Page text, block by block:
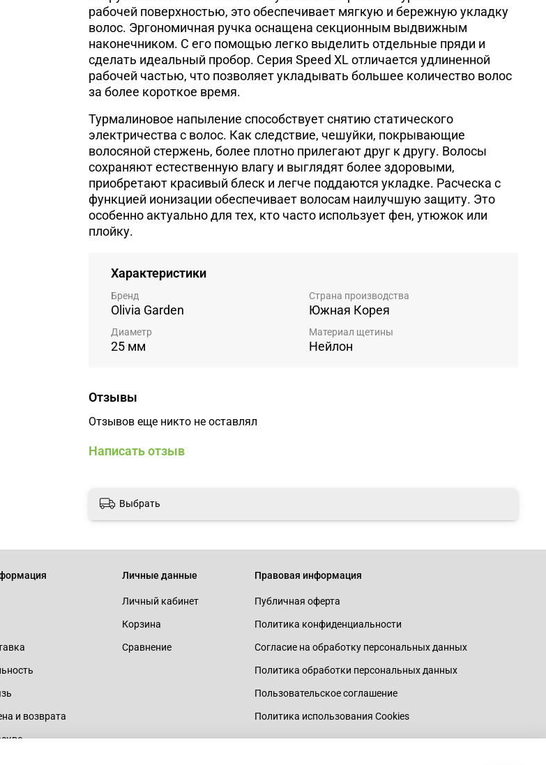
рабочей поверхностью, это обеспечивает мягкую и бережную укладку
волос. Эргономичная ручка оснащена секционным выдвижным
наконечником. С его помощью легко выделить отдельные пряди и
сделать идеальный пробор. Серия Speed XL отличается удлиненной
рабочей частью, что позволяет укладывать большее количество волос
за более короткое время.
Турмалиновое напыление способствует снятию статического
электричества с волос. Как следствие, чешуйки, покрывающие
волосяной стержень, более плотно прилегают друг к другу. Волосы
сохраняют естественную влагу и выглядят более здоровыми,
приобретают красивый блеск и легче поддаются укладке. Расческа с
функцией ионизации обеспечивает волосам наилучшую защиту. Это
особенно актуально для тех, кто часто использует фен, утюжок или
плойку.
Характеристики
Бренд
Olivia Garden
Страна производства
Южная Корея
Диаметр
25 мм
Материал щетины
Нейлон
Отзывы
Отзывов еще никто не оставлял
Написать отзыв
Выбрать
и возврата
Личные данные
Личный кабинет
Корзина
Сравнение
Правовая информация
Публичная оферта
Политика конфиденциальности
Согласие на обработку персональных данных
Политика обработки персональных данных
Пользовательское соглашение
Политика использования Cookies